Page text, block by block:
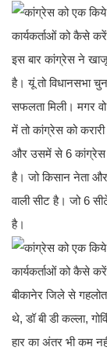
इस बार कांग्रेस ने
है। यूं तो विधानसभा
सफलता मिली। मगर
में तो कांग्रेस को
और उसमें से 6 कांग्रेस
है। जो किसान नेता
वाली सीट है। जो 6
है।
बीकानेर जिले से
थे, डॉ बी डी कल्ला,
हार का अंतर भी कम